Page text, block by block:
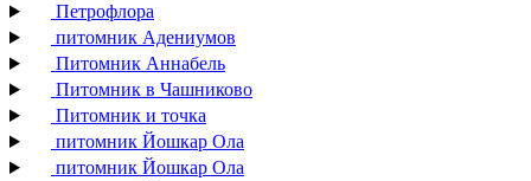
Петрофлора
питомник Адениумов
Питомник Аннабель
Питомник в Чашниково
Питомник и точка
питомник Йошкар Ола
питомник Йошкар Ола